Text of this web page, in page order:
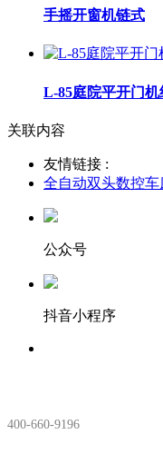
手摇开窗机链式
L-85庭院平开门机
关联内容
友情链接 :
全自动双头数控车
公众号
抖音小程序
400-660-9196